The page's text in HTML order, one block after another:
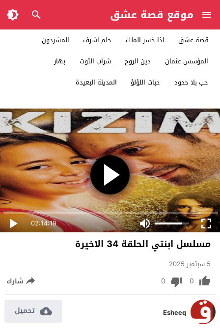
موقع قصة عشق
قصة عشق اذا خسر الملك حلم اشرف
المشردون
المؤسس عثمان
دين الروح شراب التوت
بهار
حب بلا حدود
حبات اللؤلؤ المدينة البعيدة
02:14:19
مسلسل ابنتي الحلقة 34 الاخيرة
5 سبتمبر 2025
0
0 شارك
Esheeq تحميل